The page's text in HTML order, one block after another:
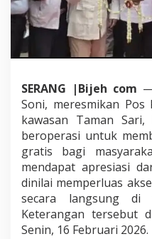
s
i
a
s
i
r
s
m
i
a
n
P
o
s
K
SERANG |Bijeh com
Soni, meresmikan
kawasan Taman
beroperasi untuk
gratis bagi
mendapat apresiasi
dinilai memperluas
secara langsung di
Keterangan tersebut
Senin, 16 Februari 2026.